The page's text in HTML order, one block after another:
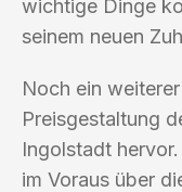
wichtige Dinge
seinem neuen
Noch ein
Preisgestaltung
Ingolstadt
im Voraus über